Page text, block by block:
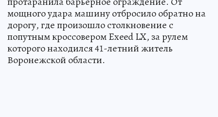
мощного удара машину отбросило обратно на
дорогу, где произошло столкновение с
попутным кроссовером Exeed LX, за рулем
которого находился 41-летний житель
Воронежской области.